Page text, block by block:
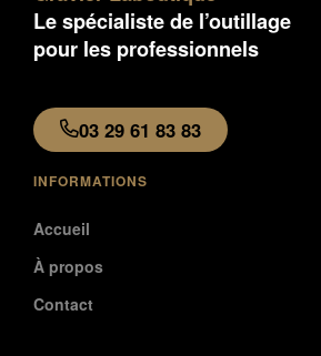
Le spécialiste de l’outillage
pour les professionnels
03 29 61 83 83
INFORMATIONS
Accueil
À propos
Contact